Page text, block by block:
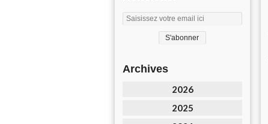
Archives
2026
2025